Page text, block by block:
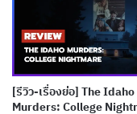
ฉากด้วยภาพของคู่
ท่ามกลางบรรยากา
ก่อนจะตัดฉับมาที่ภ
อารมณ์ เป็นการเล่
[รีวิว-เรื่องย่อ] The Idaho
Murders: College